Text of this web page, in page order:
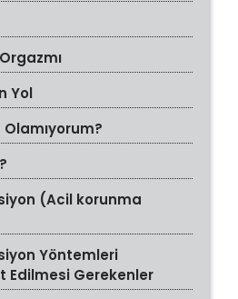
Yol
(Acil korunma
Yöntemleri
Edilmesi Gerekenler